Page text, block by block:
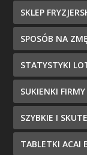
SKLEP
SPOSÓB NA
STATYSTYKI
SUKIENKI FIRMY
SZYBKIE I
TABLETKI ACAI